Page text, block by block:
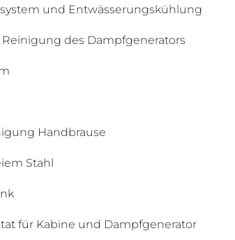
und Entwässerungskühlung
des Dampfgenerators
Handbrause
Stahl
für Kabine und Dampfgenerator